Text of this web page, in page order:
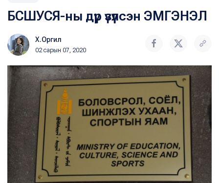
БСШУСЯ-ны дүр үзүүлсэн ЭМГЭНЭЛ
Х.Оргил
02 сарын 07, 2020